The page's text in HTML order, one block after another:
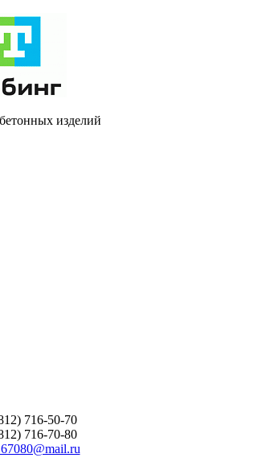
изделий
716-50-70
716-70-80